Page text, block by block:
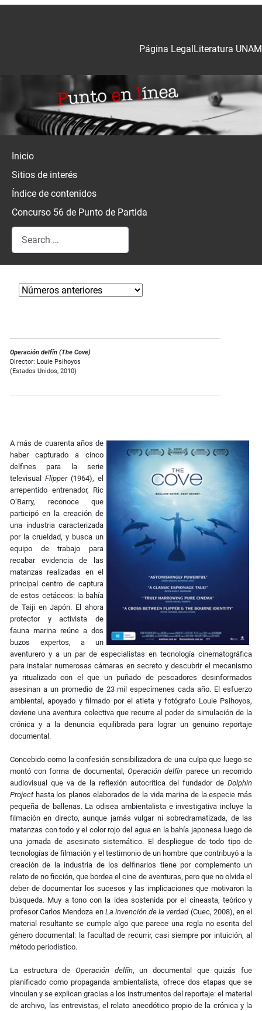
Literatura UNAM
Página Legal
Inicio
Sitios de interés
Índice de contenidos
Concurso 56 de Punto de Partida
Search
Operación delfín (The Cove)
Director: Louie Psihoyos
(Estados Unidos, 2010)
A más de cuarenta años de
haber capturado a cinco
delfines para la serie
televisual Flipper(1964), el
arrepentido entrenador, Ric
O’Barry, reconoce que
participó en la creación de
una industria caracterizada
por la crueldad, y busca un
equipo de trabajo para
recabar evidencia de las
matanzas realizadas en el
principal centro de captura
de estos cetáceos: la bahía
de Taiji en Japón. El ahora
protector y activista de
fauna marina reúne a dos
buzos expertos, a un
aventurero y a un par de especialistas en tecnología cinematográfica
para instalar numerosas cámaras en secreto y descubrir el mecanismo
ya ritualizado con el que un puñado de pescadores desinformados
asesinan a un promedio de 23 mil especímenes cada año. El esfuerzo
ambiental, apoyado y filmado por el atleta y fotógrafo Louie Psihoyos,
deviene una aventura colectiva que recurre al poder de simulación de la
crónica y a la denuncia equilibrada para lograr un genuino reportaje
documental.
Concebido como la confesión sensibilizadora de una culpa que luego se
montó con forma de documental,Operación delfín parece un recorrido
audiovisual que va de la reflexión autocrítica del fundador de Dolphin
Projecthasta los planos elaborados de la vida marina de la especie más
pequeña de ballenas. La odisea ambientalista e investigativa incluye la
filmación en directo, aunque jamás vulgar ni sobredramatizada, de las
matanzas con todo y el color rojo del agua en la bahía japonesa luego de
una jornada de asesinato sistemático. El despliegue de todo tipo de
tecnologías de filmación y el testimonio de un hombre que contribuyó a la
creación de la industria de los delfinarios tiene por complemento un
relato de no ficción, que bordea el cine de aventuras, pero que no olvida el
deber de documentar los sucesos y las implicaciones que motivaron la
búsqueda. Muy a tono con la idea sostenida por el cineasta, teórico y
profesor Carlos Mendoza en La invención de la verdad(Cuec, 2008), en el
material resultante se cumple algo que parece una regla no escrita del
género documental: la facultad de recurrir, casi siempre por intuición, al
método periodístico.
La estructura de Operación delfín, un documental que quizás fue
planificado como propaganda ambientalista, ofrece dos etapas que se
vinculan y se explican gracias a los instrumentos del reportaje: el material
de archivo, las entrevistas, el relato anecdótico propio de la crónica y la